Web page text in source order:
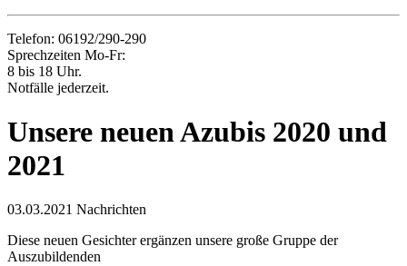
Telefon: 06192/290-290
Sprechzeiten Mo-Fr:
8 bis 18 Uhr.
Notfälle jederzeit.
Unsere neuen Azubis 2020 und
2021
03.03.2021 Nachrichten
Diese neuen Gesichter ergänzen unsere große Gruppe der
Auszubildenden